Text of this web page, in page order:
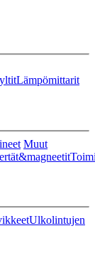
Lämpömittarit
Muut
Ulkolintujen